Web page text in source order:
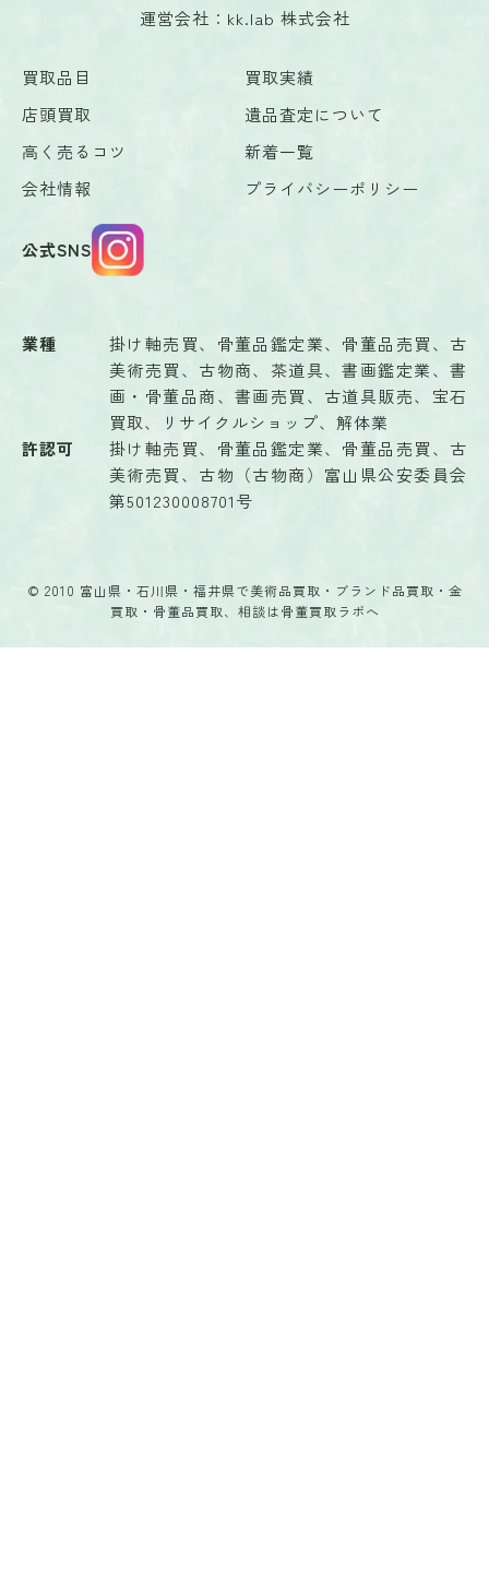
運営会社：kk.lab 株式会社
買取品目
買取実績
店頭買取
遺品査定について
高く売るコツ
新着一覧
会社情報
プライバシーポリシー
公式SNS
業種
掛け軸売買、骨董品鑑定業、骨董品売買、古
美術売買、古物商、茶道具、書画鑑定業、書
画・骨董品商、書画売買、古道具販売、宝石
買取、リサイクルショップ、解体業
許認可
掛け軸売買、骨董品鑑定業、骨董品売買、古
美術売買、古物（古物商）富山県公安委員会
第501230008701号
© 2010 富山県・石川県・福井県で美術品買取・ブランド品買取・金
買取・骨董品買取、相談は骨董買取ラボへ